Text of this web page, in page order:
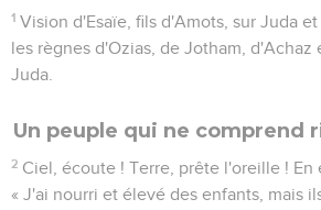
1 Vision d'Esaïe, fils d'Amots, sur Juda
les règnes d'Ozias, de Jotham, d'Achaz
Juda.
Un peuple qui ne comprend
2 Ciel, écoute ! Terre, prête l'oreille ! En
« J'ai nourri et élevé des enfants, mais